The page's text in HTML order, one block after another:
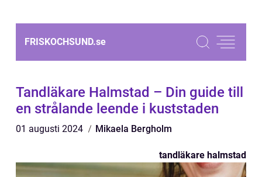
FRISKOCHSUND.se
Tandläkare Halmstad – Din guide till
en strålande leende i kuststaden
01 augusti 2024 Mikaela Bergholm
tandläkare halmstad